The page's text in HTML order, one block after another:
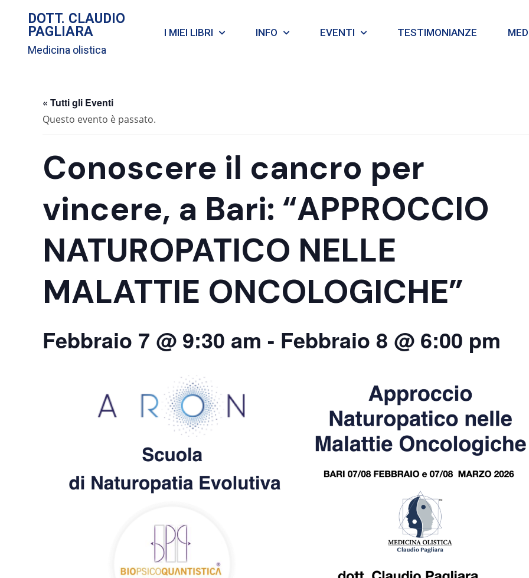
DOTT. CLAUDIO
PAGLIARA
Medicina olistica
I MIEI LIBRI INFO EVENTI TESTIMONIANZE
« Tutti gli Eventi
Questo evento è passato.
Conoscere il cancro per
vincere, a Bari: “APPROCCIO
NATUROPATICO NELLE
MALATTIE ONCOLOGICHE”
Febbraio 7 @ 9:30 am - Febbraio 8 @ 6:00 pm